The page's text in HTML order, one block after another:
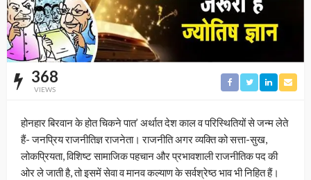
368
VIEWS
होनहार बिरवान के होत चिकने पात’ अर्थात देश काल व परिस्थितियों से जन्म लेते
हैं- जनप्रिय राजनीतिज्ञ राजनेता। राजनीति अगर व्यक्ति को सत्ता-सुख,
लोकप्रियता, विशिष्ट सामाजिक पहचान और प्रभावशाली राजनीतिक पद की
ओर ले जाती है, तो इसमें सेवा व मानव कल्याण के सर्वश्रेष्ठ भाव भी निहित हैं।